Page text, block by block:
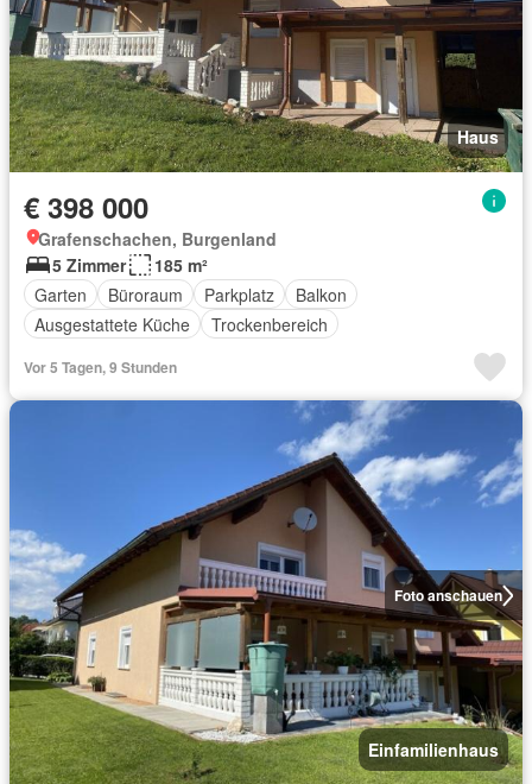
Haus
€ 398 000
Grafenschachen, Burgenland
5 Zimmer
185 m²
Garten
Büroraum Parkplatz
Balkon
Ausgestattete Küche
Trockenbereich
Vor 5 Tagen, 9 Stunden
Foto anschauen
Einfamilienhaus